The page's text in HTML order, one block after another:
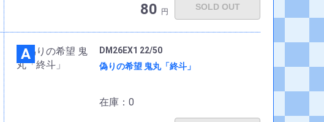
80 円 SOLD OUT
A
DM26EX1 22/50
偽りの希望 鬼丸「終斗」
在庫：0